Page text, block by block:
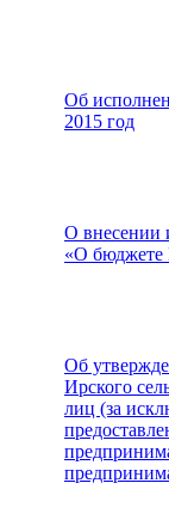
Об
2015 год
О внесении
«О бюджете
Об
Ирского
лиц (за